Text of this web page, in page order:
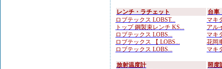
レンチ・ラチェット
ロブテックス LOBST...
トップ 鋼製束レンチ KS...
ロブテックス LOBS...
ロブテックス 【 LOBS...
ロブテックス LOBS...
台車
マキ
アル
マキ
花岡
マキ
放射温度計
照度